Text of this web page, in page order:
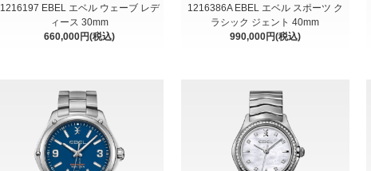
1216197 EBEL エベル ウェーブ レデ
ィース 30mm
660,000円(税込)
1216386A EBEL エベル スポーツ ク
ラシック ジェント 40mm
990,000円(税込)